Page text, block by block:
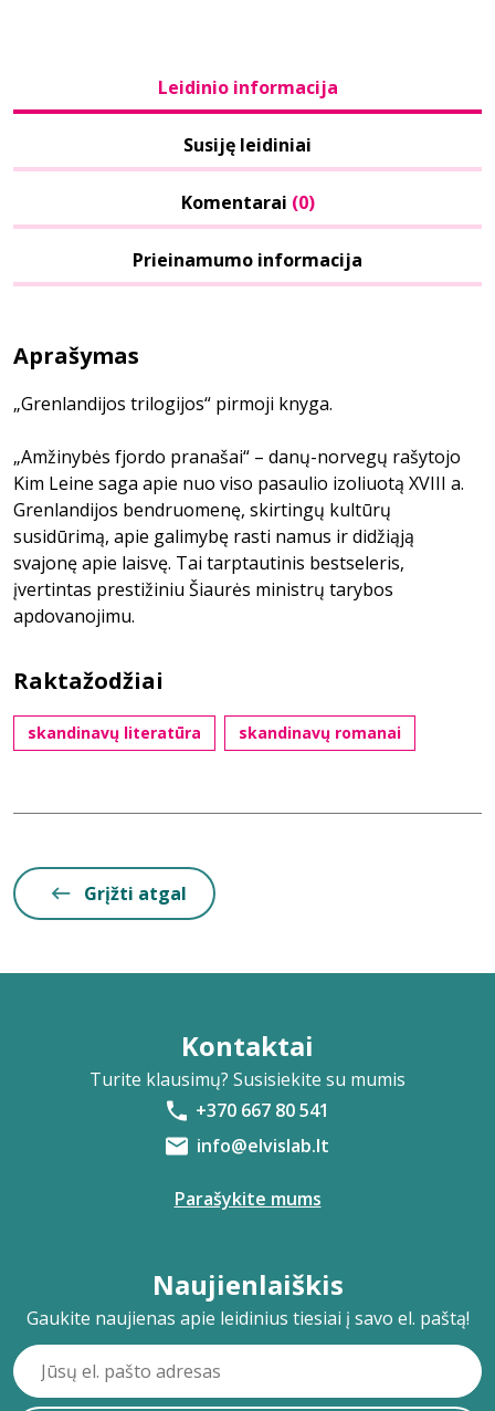
Leidinio informacija
Susiję leidiniai
Komentarai (0)
Prieinamumo informacija
Aprašymas
„Grenlandijos trilogijos“ pirmoji knyga.
„Amžinybės fjordo pranašai“ – danų-norvegų rašytojo
Kim Leine saga apie nuo viso pasaulio izoliuotą XVIII a.
Grenlandijos bendruomenę, skirtingų kultūrų
susidūrimą, apie galimybę rasti namus ir didžiąją
svajonę apie laisvę. Tai tarptautinis bestseleris,
įvertintas prestižiniu Šiaurės ministrų tarybos
apdovanojimu.
Raktažodžiai
skandinavų literatūra skandinavų romanai
Grįžti atgal
Kontaktai
Turite klausimų? Susisiekite su mumis
+370 667 80 541
info@elvislab.lt
Parašykite mums
Naujienlaiškis
Gaukite naujienas apie leidinius tiesiai į savo el. paštą!